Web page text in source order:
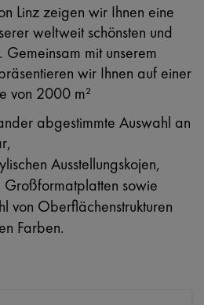
Linz zeigen wir Ihnen eine
weltweit schönsten und
Gemeinsam mit unserem
wir Ihnen auf einer
von 2000 m²
abgestimmte Auswahl an
Ausstellungskojen,
Großformatplatten sowie
von Oberflächenstrukturen
Farben.